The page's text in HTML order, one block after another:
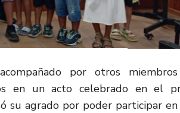
por otros
en un acto celebrado en el
su agrado por poder participar